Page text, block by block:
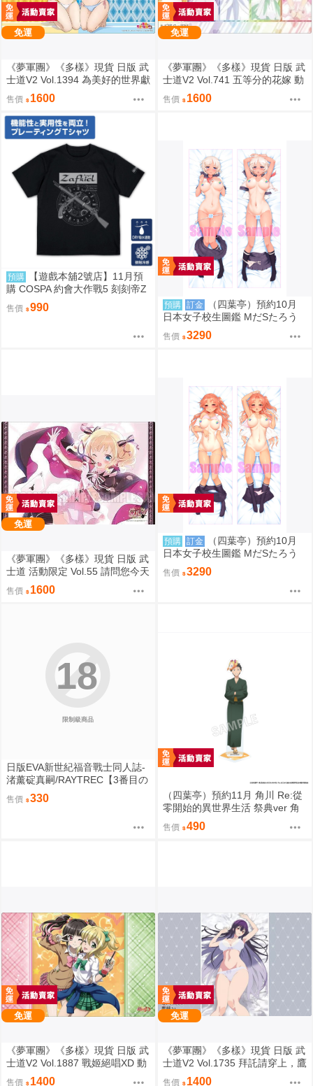
免運
《夢軍團》《多樣》現貨 日版 武
士道V2 Vol.1394 為美好的世界獻
上祝福！ 動漫桌墊 卡墊 達克妮
絲&阿克婭
售價 1600
免運
《夢軍團》《多樣》現貨 日版 武
士道V2 Vol.741 五等分的花嫁 動
漫桌墊 卡墊 全員婚紗ver.
售價 1600
預購
【遊戲本舖2號店】11月預
購 COSPA 約會大作戰5 刻刻帝Z
aphkiel 雙面編織涼感速乾T恤 08
22
售價 990 預購 訂金
（四葉亭）預約10月
日本女子校生圖鑑 MだSたろう
原畫 速水陽菜 抱枕套 0826
售價 3290
免運
《夢軍團》《多樣》現貨 日版 武
士道 活動限定 Vol.55 請問您今天
要來點兔子嗎？ 動漫桌墊 卡墊
桐間紗路
售價 1600
預購 訂金
（四葉亭）預約10月
日本女子校生圖鑑 MだSたろう
原畫 江波リカ 抱枕套 0826
售價 3290
限制級商品
18
日版EVA新世紀福音戰士同人誌-
渚薰碇真嗣/RAYTREC【3番目の
呪い2】
售價 330
（四葉亭）預約11月 角川 Re:從
零開始的異世界生活 祭典ver 角
色壓克力架 0819
售價 490
免運
《夢軍團》《多樣》現貨 日版 武
士道V2 Vol.1887 戰姬絕唱XD 動
漫桌墊 卡墊 調&切歌
售價 1400
免運
《夢軍團》《多樣》現貨 日版 武
士道V2 Vol.1735 拜託請穿上，鷹
峰同學 動漫桌墊 卡墊 鷹峰高嶺
售價 1400